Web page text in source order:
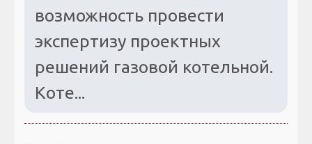
возможность провести
экспертизу проектных
решений газовой котельной.
Коте...